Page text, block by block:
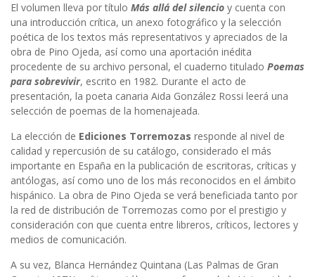
El volumen lleva por título Más allá del silencio y cuenta con
una introducción crítica, un anexo fotográfico y la selección
poética de los textos más representativos y apreciados de la
obra de Pino Ojeda, así como una aportación inédita
procedente de su archivo personal, el cuaderno titulado Poemas
para sobrevivir, escrito en 1982. Durante el acto de
presentación, la poeta canaria Aida González Rossi leerá una
selección de poemas de la homenajeada.
La elección de Ediciones Torremozas responde al nivel de
calidad y repercusión de su catálogo, considerado el más
importante en España en la publicación de escritoras, críticas y
antólogas, así como uno de los más reconocidos en el ámbito
hispánico. La obra de Pino Ojeda se verá beneficiada tanto por
la red de distribución de Torremozas como por el prestigio y
consideración con que cuenta entre libreros, críticos, lectores y
medios de comunicación.
A su vez, Blanca Hernández Quintana (Las Palmas de Gran